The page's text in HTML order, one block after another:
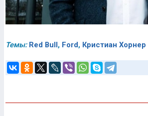
Темы: Red Bull, Ford, Кристиан Хорнер